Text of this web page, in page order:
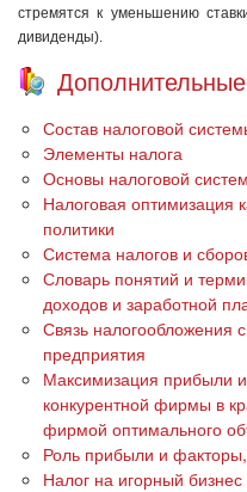
стремятся к уменьшению
дивиденды).
Состав налоговой
Элементы налога
Основы налоговой
Налоговая оптимизация
политики
Система налогов и
Словарь понятий и
доходов и заработной
Связь налогообложения
предприятия
Максимизация прибыли
конкурентной фирмы в
фирмой оптимального
Роль прибыли и
Налог на игорный бизнес